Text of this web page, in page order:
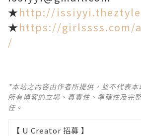
★http://
★https://girlssss.com/
/
*本站之內容由作者所提供，並不代表
所有博客的立場、真實性、準確性及完
任。
【 U Creator 招募 】